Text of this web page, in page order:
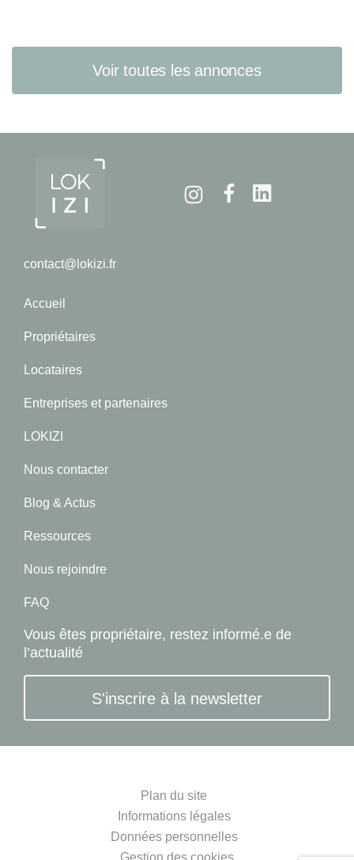
Voir toutes les annonces
contact@lokizi.fr
InstagramFacebook
Accueil
Propriétaires
Locataires
Entreprises et partenaires
LOKIZI
Nous contacter
Blog & Actus
Ressources
Nous rejoindre
FAQ
Vous êtes propriétaire, restez informé.e de
l’actualité
S'inscrire à la newsletter
Plan du site
Informations légales
Données personnelles
Gestion des cookies